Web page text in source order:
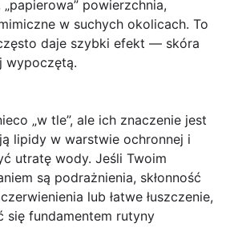
powierzchnia,
w suchych okolicach. To
daje szybki efekt — skóra
wypoczętą.
„w tle”, ale ich znaczenie jest
lipidy w warstwie ochronnej i
utratę wody. Jeśli Twoim
są podrażnienia, skłonność
lub łatwe łuszczenie,
się fundamentem rutyny